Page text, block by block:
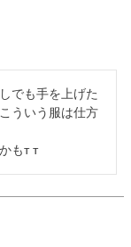
でも手を上げた
ういう服は仕方
も‬т т